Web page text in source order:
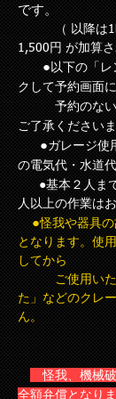
です。
（ 以降は1時
1,500円 が加算さ
● 以下の「
クして予約画面
予約のない場
ご了承くださいま
●ガレージ使
の電気代・水道
●基本２人ま
人以上の作業は
●怪我や器具
となります。使
してから
ご使用いただ
た」などのクレ
ん。
怪我、機械
全額弁償となりま